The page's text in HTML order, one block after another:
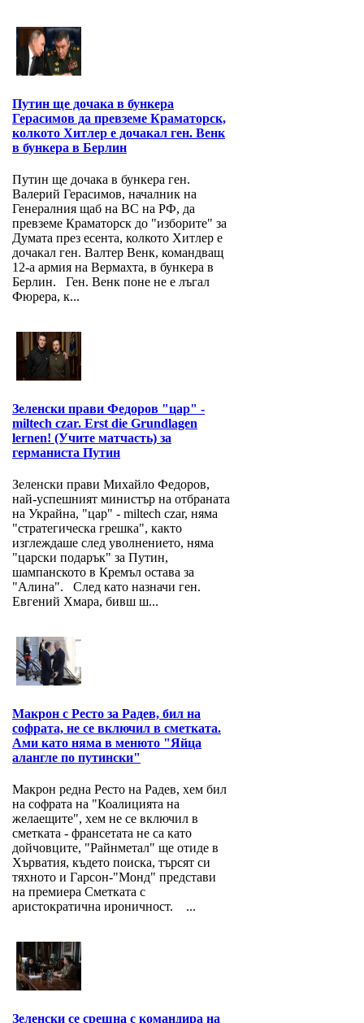
Путин ще дочака в бункера
Герасимов да превземе Краматорск,
колкото Хитлер е дочакал ген. Венк
в бункера в Берлин
Путин ще дочака в бункера ген.
Валерий Герасимов, началник на
Генералния щаб на ВС на РФ, да
превземе Краматорск до "изборите" за
Думата през есента, колкото Хитлер е
дочакал ген. Валтер Венк, командващ
12-а армия на Вермахта, в бункера в
Берлин. Ген. Венк поне не е лъгал
Фюрера, к...
Зеленски прави Федоров "цар" -
miltech czar. Erst die Grundlagen
lernen! (Учите матчасть) за
германиста Путин
Зеленски прави Михайло Федоров,
най-успешният министър на отбраната
на Украйна, "цар" - miltech czar, няма
"стратегическа грешка", както
изглеждаше след уволнението, няма
"царски подарък" за Путин,
шампанското в Кремъл остава за
"Алина". След като назначи ген.
Евгений Хмара, бивш ш...
Макрон с Ресто за Радев, бил на
софрата, не се включил в сметката.
Ами като няма в менюто "Яйца
алангле по путински"
Макрон редна Ресто на Радев, хем бил
на софрата на "Коалицията на
желаещите", хем не се включил в
сметката - франсетата не са като
дойчовците, "Райнметал" ще отиде в
Хърватия, където поиска, търсят си
тяхното и Гарсон-"Монд" представи
на премиера Сметката с
аристократична ироничност. ...
Зеленски се срещна с командира на